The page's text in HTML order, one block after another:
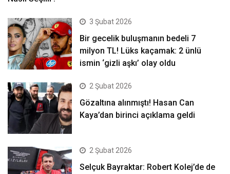
3 Şubat 2026
Bir gecelik buluşmanın bedeli 7
milyon TL! Lüks kaçamak: 2 ünlü
ismin ‘gizli aşkı’ olay oldu
2 Şubat 2026
Gözaltına alınmıştı! Hasan Can
Kaya’dan birinci açıklama geldi
2 Şubat 2026
Selçuk Bayraktar: Robert Kolej’de de